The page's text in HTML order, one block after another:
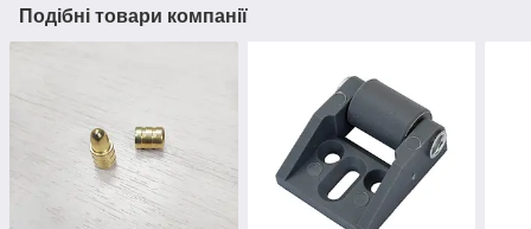
Подібні товари компанії